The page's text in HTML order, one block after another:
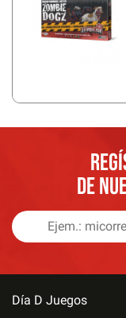
DE
Día D Juegos